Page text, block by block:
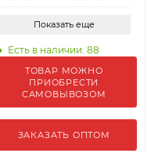
Показать еще
Есть в наличии: 88
ТОВАР МОЖНО
ПРИОБРЕСТИ
САМОВЫВОЗОМ
ЗАКАЗАТЬ ОПТОМ